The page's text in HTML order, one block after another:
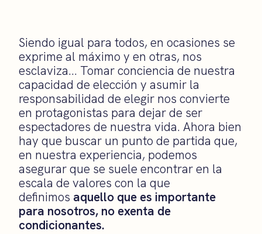
Siendo igual para todos, en ocasiones se
exprime al máximo y en otras, nos
esclaviza… Tomar conciencia de nuestra
capacidad de elección y asumir la
responsabilidad de elegir nos convierte
en protagonistas para dejar de ser
espectadores de nuestra vida. Ahora bien
hay que buscar un punto de partida que,
en nuestra experiencia, podemos
asegurar que se suele encontrar en la
escala de valores con la que
definimos aquello que es importante
para nosotros, no exenta de
condicionantes.